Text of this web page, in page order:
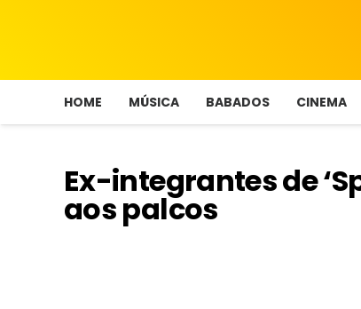
HOME MÚSICA BABADOS CINEMA
Ex-integrantes de
aos palcos